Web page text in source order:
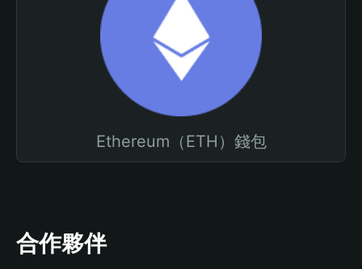
Ethereum（ETH）錢包
合作夥伴